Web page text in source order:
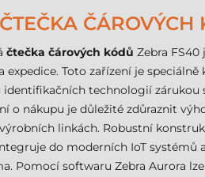
čtečka čárových kódů Zebra
expedice. Toto zařízení je
identifikačních technologií
o nákupu je důležité zdůraznit
linkách. Robustní
do moderních IoT
Pomocí softwaru Zebra Aurora